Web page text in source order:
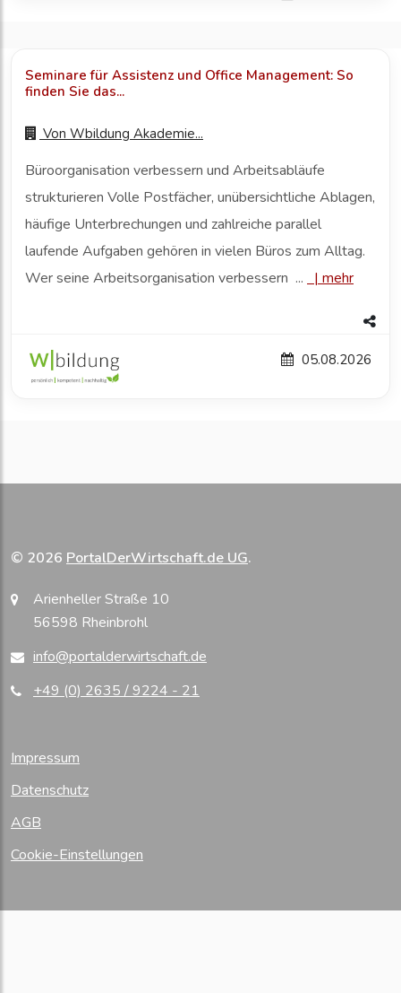
Seminare für Assistenz und Office Management: So
finden Sie das...
Von Wbildung Akademie...
Büroorganisation verbessern und Arbeitsabläufe
strukturieren Volle Postfächer, unübersichtliche Ablagen,
häufige Unterbrechungen und zahlreiche parallel
laufende Aufgaben gehören in vielen Büros zum Alltag.
Wer seine Arbeitsorganisation verbessern ...
| mehr
05.08.2026
© 2026 PortalDerWirtschaft.de UG.
Arienheller Straße 10
56598 Rheinbrohl
info@portalderwirtschaft.de
+49 (0) 2635 / 9224 - 21
Impressum
Datenschutz
AGB
Cookie-Einstellungen